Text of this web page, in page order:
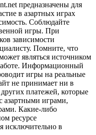
предназначены для
в азартных играх
Соблюдайте
игры. При
зависимости
Помните, что
являться источником
Информационный
игры на реальные
не принимает ни в
платежей, которые
азартными играми,
Какие-либо
ресурсе
исключительно в